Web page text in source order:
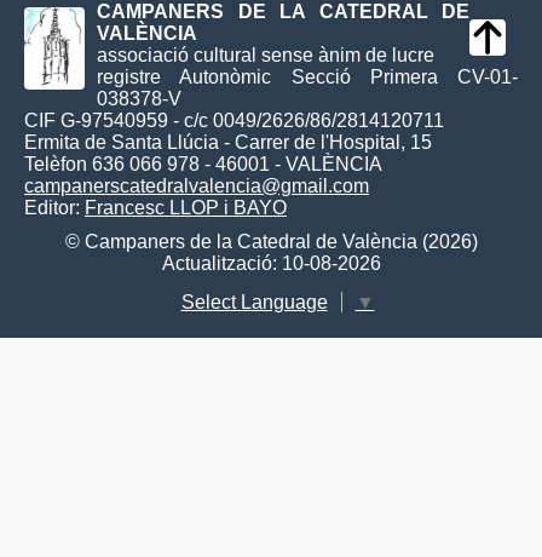
CAMPANERS DE LA CATEDRAL DE
VALÈNCIA
associació cultural sense ànim de lucre
registre Autonòmic Secció Primera CV-01-
038378-V
CIF G-97540959 - c/c 0049/2626/86/2814120711
Ermita de Santa Llúcia - Carrer de l'Hospital, 15
Telèfon 636 066 978 - 46001 - VALÈNCIA
campanerscatedralvalencia@gmail.com
Editor: Francesc LLOP i BAYO
© Campaners de la Catedral de València (2026)
Actualització: 10-08-2026
Select Language
▼